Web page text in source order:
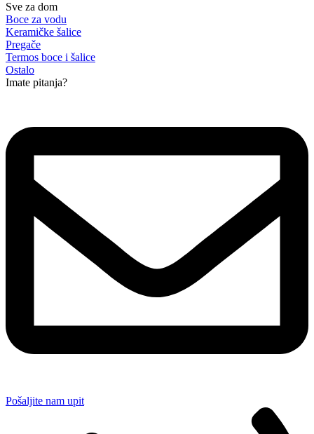
Sve za dom
Boce za vodu
Keramičke šalice
Pregače
Termos boce i šalice
Ostalo
Imate pitanja?
Pošaljite nam upit